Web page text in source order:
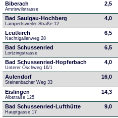
Biberach
Amriswilstrasse
2,5
Bad Saulgau-Hochberg
Lampertsweiler Straße 12
4,0
Leutkirch
Nachtigallenweg 28
6,5
Bad Schussenried
Lortzingstrasse
6,5
Bad Schussenried-Hopferbach
Unterer Öschweg 16/1
4,0
Aulendorf
Steinenbacher Weg 33
16,0
Eislingen
Albstraße 125
14,3
Bad Schussenried-Lufthütte
Hauptgasse 17
9,0